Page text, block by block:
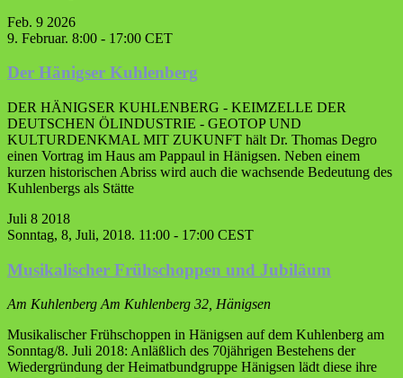
Feb. 9 2026
9. Februar. 8:00 - 17:00 CET
Der Hänigser Kuhlenberg
DER HÄNIGSER KUHLENBERG - KEIMZELLE DER
DEUTSCHEN ÖLINDUSTRIE - GEOTOP UND
KULTURDENKMAL MIT ZUKUNFT hält Dr. Thomas Degro
einen Vortrag im Haus am Pappaul in Hänigsen. Neben einem
kurzen historischen Abriss wird auch die wachsende Bedeutung des
Kuhlenbergs als Stätte
Juli 8 2018
Sonntag, 8, Juli, 2018. 11:00 - 17:00 CEST
Musikalischer Frühschoppen und Jubiläum
Am Kuhlenberg Am Kuhlenberg 32, Hänigsen
Musikalischer Frühschoppen in Hänigsen auf dem Kuhlenberg am
Sonntag/8. Juli 2018: Anläßlich des 70jährigen Bestehens der
Wiedergründung der Heimatbundgruppe Hänigsen lädt diese ihre